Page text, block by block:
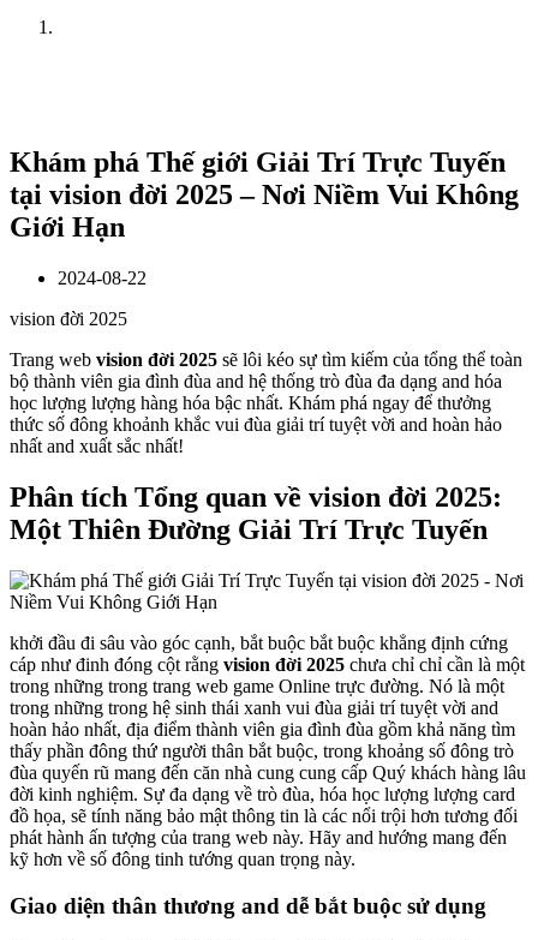
Khám phá Thế giới Giải Trí Trực Tuyến
tại vision đời 2025 – Nơi Niềm Vui Không
Giới Hạn
2024-08-22
vision đời 2025
Trang web vision đời 2025 sẽ lôi kéo sự tìm kiếm của tổng thể toàn
bộ thành viên gia đình đùa and hệ thống trò đùa đa dạng and hóa
học lượng lượng hàng hóa bậc nhất. Khám phá ngay để thưởng
thức số đông khoảnh khắc vui đùa giải trí tuyệt vời and hoàn hảo
nhất and xuất sắc nhất!
Phân tích Tổng quan về vision đời 2025:
Một Thiên Đường Giải Trí Trực Tuyến
khởi đầu đi sâu vào góc cạnh, bắt buộc bắt buộc khẳng định cứng
cáp như đinh đóng cột rằng vision đời 2025 chưa chỉ chỉ cần là một
trong những trong trang web game Online trực đường. Nó là một
trong những trong hệ sinh thái xanh vui đùa giải trí tuyệt vời and
hoàn hảo nhất, địa điểm thành viên gia đình đùa gồm khả năng tìm
thấy phần đông thứ người thân bắt buộc, trong khoảng số đông trò
đùa quyến rũ mang đến căn nhà cung cung cấp Quý khách hàng lâu
đời kinh nghiệm. Sự đa dạng về trò đùa, hóa học lượng lượng card
đồ họa, sẽ tính năng bảo mật thông tin là các nổi trội hơn tương đối
phát hành ấn tượng của trang web này. Hãy and hướng mang đến
kỹ hơn về số đông tinh tướng quan trọng này.
Giao diện thân thương and dễ bắt buộc sử dụng